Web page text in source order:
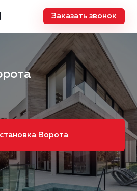
Заказать звонок
Ворота